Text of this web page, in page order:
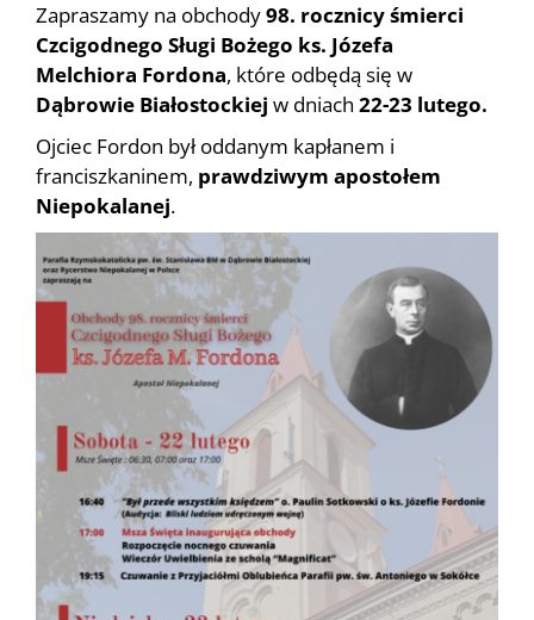
Zapraszamy na obchody98. rocznicy śmierci
Czcigodnego Sługi Bożego ks. Józefa
Melchiora Fordona, które odbędą się w
Dąbrowie Białostockiej w dniach 22-23 lutego.
Ojciec Fordon był oddanym kapłanem i
franciszkaninem, prawdziwym apostołem
Niepokalanej.